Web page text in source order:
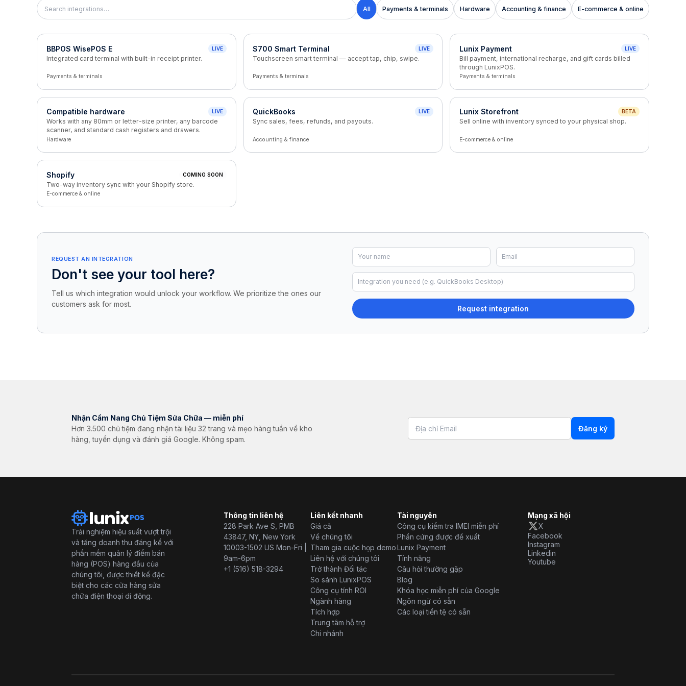
All Payments & terminals Hardware Accounting & finance E-commerce & online
BBPOS WisePOS E LIVE
Integrated card terminal with built-in receipt printer.
Payments & terminals
S700 Smart Terminal LIVE
Touchscreen smart terminal — accept tap, chip, swipe.
Payments & terminals
Lunix Payment LIVE
Bill payment, international recharge, and gift cards billed
through LunixPOS.
Payments & terminals
Compatible hardware LIVE
Works with any 80mm or letter-size printer, any barcode
scanner, and standard cash registers and drawers.
Hardware
QuickBooks LIVE
Sync sales, fees, refunds, and payouts.
Accounting & finance
Lunix Storefront BETA
Sell online with inventory synced to your physical shop.
E-commerce & online
Shopify COMING SOON
Two-way inventory sync with your Shopify store.
E-commerce & online
REQUEST AN INTEGRATION
Don't see your tool here?
Tell us which integration would unlock your workflow. We prioritize the ones our
customers ask for most.
Request integration
Nhận Cẩm Nang Chủ Tiệm Sửa Chữa — miễn phí
Hơn 3.500 chủ tiệm đang nhận tài liệu 32 trang và mẹo hàng tuần về kho
hàng, tuyển dụng và đánh giá Google. Không spam.
Đăng ký
Trải nghiệm hiệu suất vượt trội
và tăng doanh thu đáng kể với
phần mềm quản lý điểm bán
hàng (POS) hàng đầu của
chúng tôi, được thiết kế đặc
biệt cho các cửa hàng sửa
chữa điện thoại di động.
Thông tin liên hệ
228 Park Ave S, PMB
43847, NY, New York
10003-1502 US Mon-Fri |
9am-6pm
+1 (516) 518-3294
Liên kết nhanh
Giá cả
Về chúng tôi
Tham gia cuộc họp demo
Liên hệ với chúng tôi
Trở thành Đối tác
So sánh LunixPOS
Công cụ tính ROI
Ngành hàng
Tích hợp
Trung tâm hỗ trợ
Chi nhánh
Tài nguyên
Công cụ kiểm tra IMEI miễn phí
Phần cứng được đề xuất
Lunix Payment
Tính năng
Câu hỏi thường gặp
Blog
Khóa học miễn phí của Google
Ngôn ngữ có sẵn
Các loại tiền tệ có sẵn
Mạng xã hội
X
Facebook
Instagram
Linkedin
Youtube